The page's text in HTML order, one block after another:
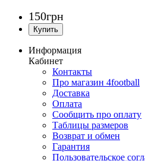
150грн
Информация
Кабинет
Контакты
Про магазин 4football
Доставка
Оплата
Сообщить про оплату
Таблицы размеров
Возврат и обмен
Гарантия
Пользовательское